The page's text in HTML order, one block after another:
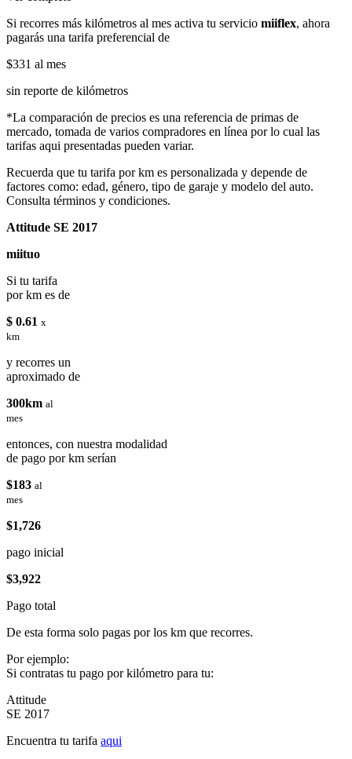
Si recorres más kilómetros al mes activa tu servicio miiflex, ahora
pagarás una tarifa preferencial de
$331 al mes
sin reporte de kilómetros
*La comparación de precios es una referencia de primas de
mercado, tomada de varios compradores en línea por lo cual las
tarifas aqui presentadas pueden variar.
Recuerda que tu tarifa por km es personalizada y depende de
factores como: edad, género, tipo de garaje y modelo del auto.
Consulta términos y condiciones.
Attitude SE 2017
miituo
Si tu tarifa
por km es de
$ 0.61 x
km
y recorres un
aproximado de
300km al
mes
entonces, con nuestra modalidad
de pago por km serían
$183 al
mes
$1,726
pago inicial
$3,922
Pago total
De esta forma solo pagas por los km que recorres.
Por ejemplo:
Si contratas tu pago por kilómetro para tu:
Attitude
SE 2017
Encuentra tu tarifa aqui